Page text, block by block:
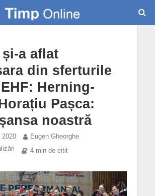
a aflat
din sferturile
Herning-
Pașca:
noastră
2020
Eugen Gheorghe
4 min de citit